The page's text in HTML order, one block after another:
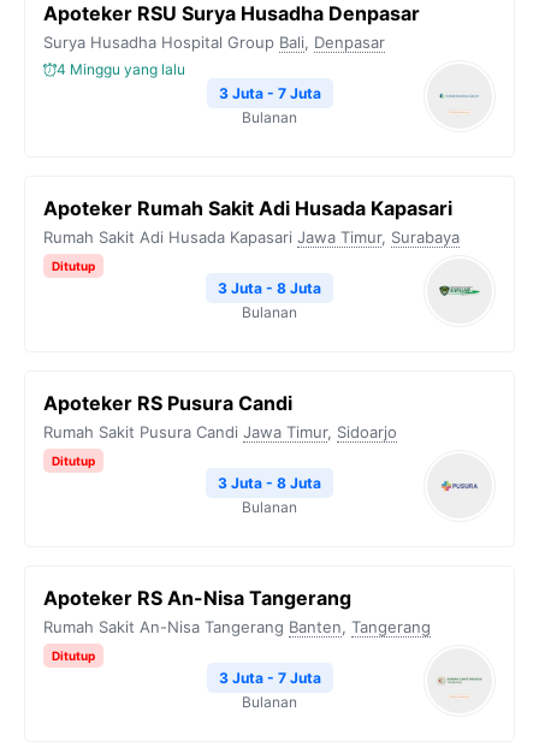
Apoteker RSU Surya Husadha Denpasar
Surya Husadha Hospital Group Bali, Denpasar
4 Minggu yang lalu
3 Juta - 7 Juta
Bulanan
Apoteker Rumah Sakit Adi Husada Kapasari
Rumah Sakit Adi Husada Kapasari Jawa Timur, Surabaya
Ditutup
3 Juta - 8 Juta
Bulanan
Apoteker RS Pusura Candi
Rumah Sakit Pusura Candi Jawa Timur, Sidoarjo
Ditutup
3 Juta - 8 Juta
Bulanan
Apoteker RS An-Nisa Tangerang
Rumah Sakit An-Nisa Tangerang Banten, Tangerang
Ditutup
3 Juta - 7 Juta
Bulanan